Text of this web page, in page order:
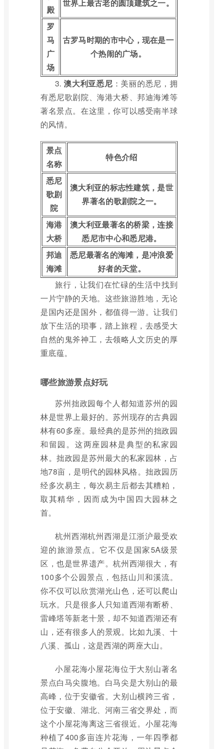
殿
世界上最古老的圆顶建筑之一。
罗
马
广
场
古罗马时期的市中心，现在是一
个热闹的广场。
3.澳大利亚悉尼 ：美丽的悉尼，拥
有悉尼歌剧院、海港大桥、邦迪海滩等
著名景点。在这里，你可以感受南半球
的风情。
景点
名称
特色介绍
悉尼
歌剧
院
澳大利亚的标志性建筑，是世
界著名的歌剧院之一。
海港
大桥
澳大利亚最著名的桥梁，连接
悉尼市中心和悉尼港。
邦迪
海滩
悉尼最著名的海滩，是冲浪爱
好者的天堂。
旅行，让我们在忙碌的生活中找到
一片宁静的天地。这些旅游胜地，无论
是国内还是国外，都值得一游。让我们
放下生活的琐事，踏上旅程，去感受大
自然的鬼斧神工，去领略人文历史的厚
重底蕴。
哪些旅游景点好玩
苏州拙政园每个人都知道苏州的园
林是世界上最好的。苏州现存的古典园
林有60多座。最经典的是苏州的拙政园
和留园。这两座园林是典型的私家园
林。拙政园是苏州最大的私家园林，占
地78亩，是明代的园林风格。拙政园历
经多次易主，每次易主后都去其糟粕，
取其精华，因而成为中国四大园林之
首。
杭州西湖杭州西湖是江浙沪最受欢
迎的旅游景点。它不仅是国家5A级景
区，也是世界遗产。杭州西湖很大，有
100多个公园景点，包括山川和溪流。
你不仅可以欣赏湖光山色，还可以爬山
玩水。只是很多人只知道西湖有断桥、
雷峰塔等新老十景，却不知道西湖还有
山，还有很多人的景观。比如九溪、十
八溪、孤山，这是西湖的两座大山。
小屋花海小屋花海位于大别山著名
景点白马尖腹地。白马尖是大别山的最
高峰，位于安徽省。大别山横跨三省，
位于安徽、湖北、河南三省交界处，而
这个小屋花海离这三省很近。小屋花海
种植了400多亩连片花海，一年四季都